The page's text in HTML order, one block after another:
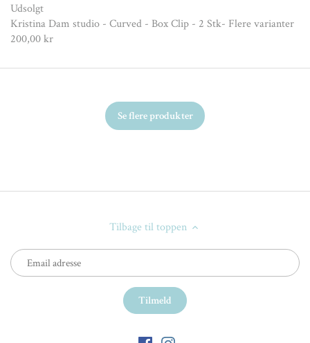
Udsolgt
Kristina Dam studio - Curved - Box Clip - 2 Stk- Flere varianter
200,00 kr
Se flere produkter
Tilbage til toppen